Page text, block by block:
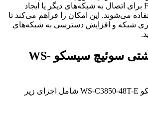
Form-Factor Pluggable) برای اتصال به شبکه‌های دیگر یا ایجاد
می‌شوند. این امکان را فراهم می‌کند تا
شبکه و افزایش دسترسی به شبکه‌های
سوئیچ سیسکو WS-
پنل پشتی سوئیچ سیسکو WS-C3850-48T-E شامل اجزای زیر